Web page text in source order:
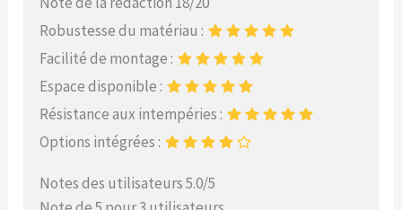
Robustesse du matériau :
Facilité de montage :
Espace disponible :
Résistance aux intempéries :
Options intégrées :
Notes des utilisateurs 5.0/5